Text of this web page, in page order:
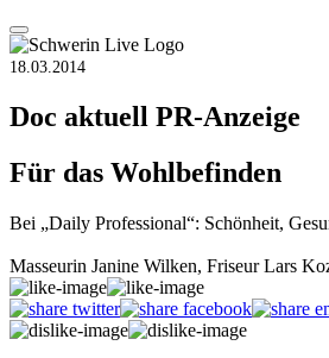
18.03.2014
Doc aktuell PR-Anzeige
Für das Wohlbefinden
Bei „Daily Professional“: Schönheit,
Masseurin Janine Wilken, Friseur Lars